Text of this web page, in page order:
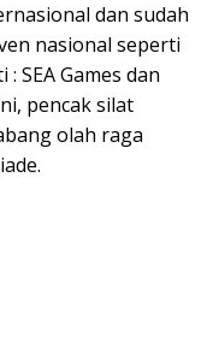
dan sudah
nasional seperti
SEA Games dan
pencak silat
olah raga